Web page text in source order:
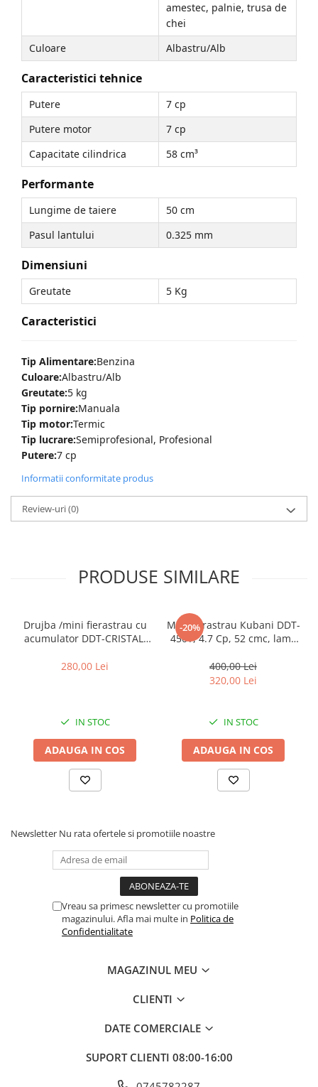
amestec, palnie, trusa de
chei
Culoare
Albastru/Alb
Caracteristici tehnice
Putere
7 cp
Putere motor
7 cp
Capacitate cilindrica
58 cm³
Performante
Lungime de taiere
50 cm
Pasul lantului
0.325 mm
Dimensiuni
Greutate 5 Kg
Caracteristici
Tip Alimentare:Benzina
Culoare:Albastru/Alb
Greutate:5 kg
Tip pornire:Manuala
Tip motor:Termic
Tip lucrare:Semiprofesional, Profesional
Putere:7 cp
Informatii conformitate produs
Review-uri(0)
PRODUSE SIMILARE
Drujba /mini fierastrau cu
acumulator DDT-CRISTAL,
baterie, sistem de ungere
280,00 Lei
IN STOC
ADAUGA IN COS
-20%
Motofierastrau Кubani DDT-
450Т, 4.7 Cp, 52 cmc, lama
400,00 Lei
320,00 Lei
IN STOC
ADAUGA IN COS
Newsletter Nu rata ofertele si promotiile noastre
Vreau sa primesc newsletter cu promotiile
magazinului. Afla mai multe in Politica de
Confidentialitate
MAGAZINUL MEU
CLIENTI
DATE COMERCIALE
SUPORT CLIENTI 08:00-16:00